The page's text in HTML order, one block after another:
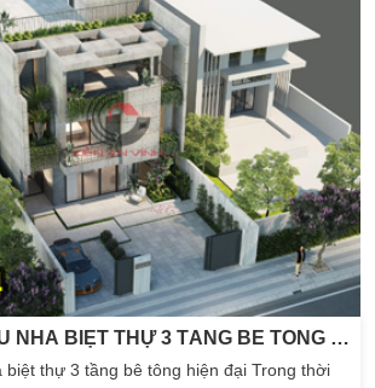
KIẾN TRÚC MẪU NHÀ BIỆT THỰ 3 TẦNG BÊ TÔNG HIỆN ĐẠI CÓ BỂ BƠI
biệt thự 3 tầng bê tông hiện đại Trong thời